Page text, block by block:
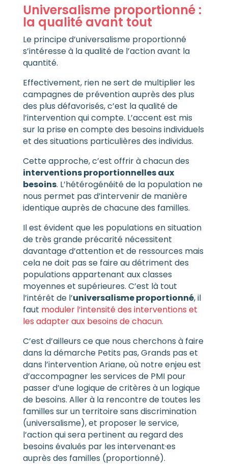
Universalisme proportionné :
la qualité avant tout
Le principe d’universalisme proportionné
s’intéresse à la qualité de l’action avant la
quantité.
Effectivement, rien ne sert de multiplier les
campagnes de prévention auprès des plus
des plus défavorisés, c’est la qualité de
l’intervention qui compte. L’accent est mis
sur la prise en compte des besoins individuels
et des situations particulières des individus.
Cette approche, c’est offrir à chacun des
interventions proportionnelles aux
besoins. L’hétérogénéité de la population ne
nous permet pas d’intervenir de manière
identique auprès de chacune des familles.
Il est évident que les populations en situation
de très grande précarité nécessitent
davantage d’attention et de ressources mais
cela ne doit pas se faire au détriment des
populations appartenant aux classes
moyennes et supérieures. C’est là tout
l’intérêt de l’universalisme proportionné, il
faut moduler l’intensité des interventions et
les adapter aux besoins de chacun.
C’est d’ailleurs ce que nous cherchons à faire
dans la démarche Petits pas, Grands pas et
dans l’intervention Ariane, où notre enjeu est
d’accompagner les services de PMI pour
passer d’une logique de critères à un logique
de besoins. Aller à la rencontre de toutes les
familles sur un territoire sans discrimination
(universalisme), et proposer le service,
l’action qui sera pertinent au regard des
besoins évalués par les intervenant·es
auprès des familles (proportionné).